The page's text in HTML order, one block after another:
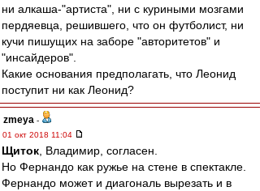
ни алкаша-"артиста", ни с куриными мозгами
пердяевца, решившего, что он футболист, ни
кучи пишущих на заборе "авторитетов" и
"инсайдеров".
Какие основания предполагать, что Леонид
поступит ни как Леонид?
zmeya -
01 окт 2018 11:04
Щиток , Владимир, согласен.
Но Фернандо как ружье на стене в спектакле.
Фернандо может и диагональ вырезать и в